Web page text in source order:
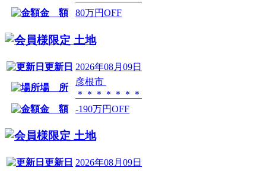
金 額
80万円OFF
土地
更新日 2026年08月09日
場 所
彦根市
＊＊＊＊＊＊＊
金 額
-190万円OFF
土地
更新日 2026年08月09日